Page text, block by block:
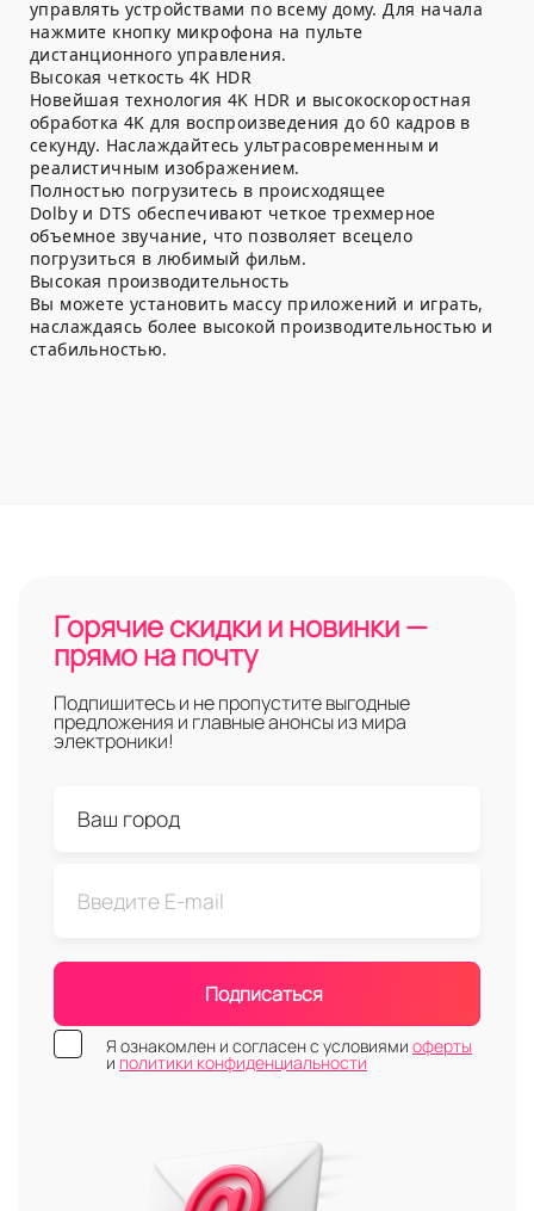
управлять устройствами по всему дому. Для начала
нажмите кнопку микрофона на пульте
дистанционного управления.
Высокая четкость 4K HDR
Новейшая технология 4K HDR и высокоскоростная
обработка 4K для воспроизведения до 60 кадров в
секунду. Наслаждайтесь ультрасовременным и
реалистичным изображением.
Полностью погрузитесь в происходящее
Dolby и DTS обеспечивают четкое трехмерное
объемное звучание, что позволяет всецело
погрузиться в любимый фильм.
Высокая производительность
Вы можете установить массу приложений и играть,
наслаждаясь более высокой производительностью и
стабильностью.
Горячие скидки и новинки —
прямо на почту
Подпишитесь и не пропустите выгодные
предложения и главные анонсы из мира
электроники!
Подписаться
Я ознакомлен и согласен с условиями оферты
и политики конфиденциальности